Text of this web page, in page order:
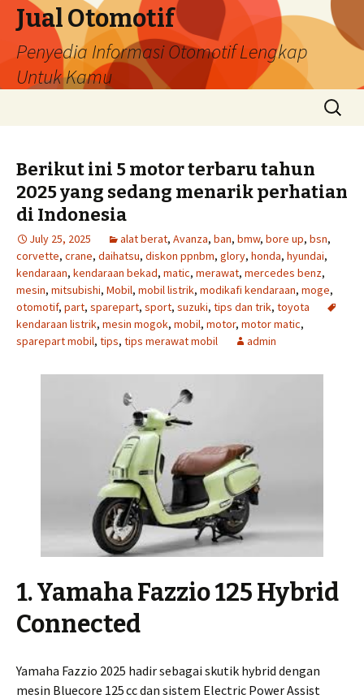
Jual Otomotif
Penyedia Informasi Otomotif Lengkap
Untuk Kamu
Search
for:
Berikut ini 5 motor terbaru tahun
2025 yang sedang menarik perhatian
di Indonesia
July 25, 2025 alat berat, Avanza, ban, bmw, bore up, bsn,
corvette, crane, daihatsu, diskon ppnbm, glory, honda, hyundai,
kendaraan, kendaraan bekad, matic, merawat, mercedes benz,
mesin, mitsubishi, Mobil, mobil listrik, modikafi kendaraan, moge,
otomotif, part, sparepart, sport, suzuki, tips dan trik, toyota
kendaraan listrik, mesin mogok, mobil, motor, motor matic,
sparepart mobil, tips, tips merawat mobil admin
1. Yamaha Fazzio 125 Hybrid
Connected
Yamaha Fazzio 2025 hadir sebagai skutik hybrid dengan
mesin Bluecore 125 cc dan sistem Electric Power Assist